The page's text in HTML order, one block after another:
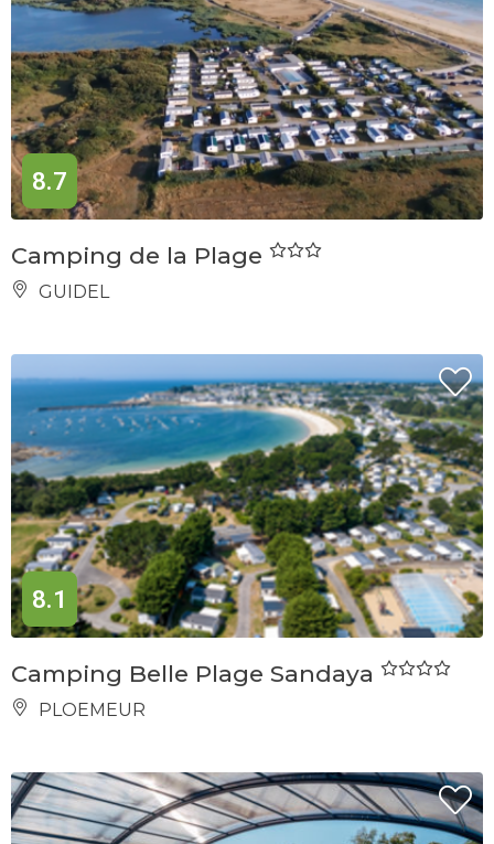
8.7
Camping de la Plage
GUIDEL
8.1
Camping Belle Plage Sandaya
PLOEMEUR